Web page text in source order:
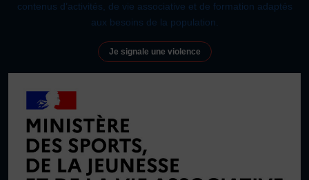
contenus d’activités, de vie associative et de formation adaptés
aux besoins de la population.
Je signale une violence